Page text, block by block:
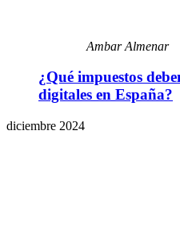
Ambar Almenar
¿Qué impuestos
digitales en España?
diciembre 2024